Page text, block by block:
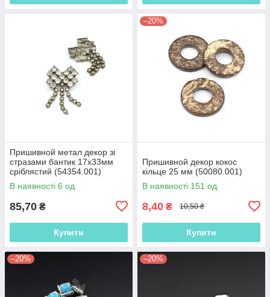
Пришивной метал декор зі
стразами бантик 17х33мм
сріблястий (54354.001)
В наявності 6 од.
85,70 ₴
Купити
–20%
Пришивной декор кокос
кільце 25 мм (50080.001)
В наявності 151 од.
8,40 ₴ 10,50 ₴
Купити
–20% –20%